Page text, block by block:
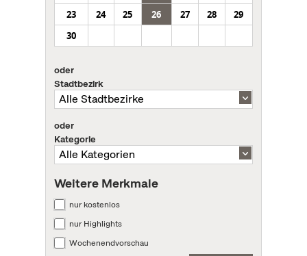
23
24 25 26 27 28
29
30
oder
Stadtbezirk
oder
Kategorie
Weitere Merkmale
nur kostenlos
nur Highlights
Wochenendvorschau